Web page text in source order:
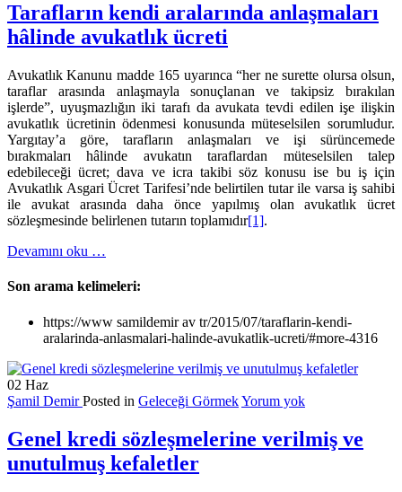
Tarafların kendi aralarında anlaşmaları
hâlinde avukatlık ücreti
Avukatlık Kanunu madde 165 uyarınca “her ne surette olursa olsun,
taraflar arasında anlaşmayla sonuçlanan ve takipsiz bırakılan
işlerde”, uyuşmazlığın iki tarafı da avukata tevdi edilen işe ilişkin
avukatlık ücretinin ödenmesi konusunda müteselsilen sorumludur.
Yargıtay’a göre, tarafların anlaşmaları ve işi sürüncemede
bırakmaları hâlinde avukatın taraflardan müteselsilen talep
edebileceği ücret; dava ve icra takibi söz konusu ise bu iş için
Avukatlık Asgari Ücret Tarifesi’nde belirtilen tutar ile varsa iş sahibi
ile avukat arasında daha önce yapılmış olan avukatlık ücret
sözleşmesinde belirlenen tutarın toplamıdır[1].
Devamını oku
aralarında
avukatlık
ücreti
…
Son arama kelimeleri:
https://www samildemir av tr/2015/07/taraflarin-kendi-
aralarinda-anlasmalari-halinde-avukatlik-ucreti/#more-4316
02 Haz
Şamil DemirPosted in Geleceği GörmekYorum yok
Genel kredi sözleşmelerine verilmiş ve
unutulmuş kefaletler